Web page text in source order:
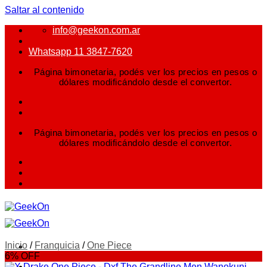
Saltar al contenido
info@geekon.com.ar
Whatsapp 11 3847-7620
Página bimonetaria, podés ver los precios en pesos o
dólares modificándolo desde el convertor.
Página bimonetaria, podés ver los precios en pesos o
dólares modificándolo desde el convertor.
Inicio / Franquicia / One Piece
6% OFF